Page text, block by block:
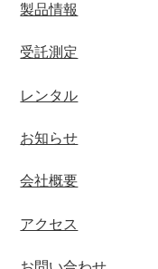
製品情報
受託測定
レンタル
お知らせ
会社概要
アクセス